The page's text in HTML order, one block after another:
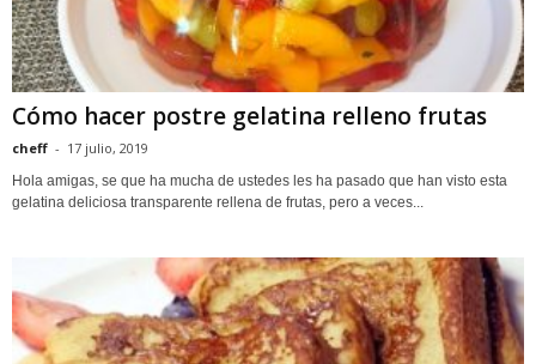
Cómo hacer postre gelatina relleno frutas
cheff - 17 julio, 2019
Hola amigas, se que ha mucha de ustedes les ha pasado que han visto esta
gelatina deliciosa transparente rellena de frutas, pero a veces...